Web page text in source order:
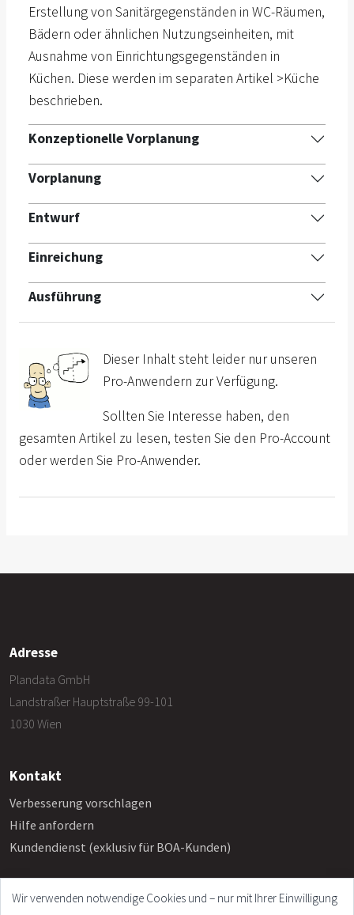
Erstellung von Sanitärgegenständen in WC-Räumen,
Bädern oder ähnlichen Nutzungseinheiten, mit
Ausnahme von Einrichtungsgegenständen in
Küchen. Diese werden im separaten Artikel >Küche
beschrieben.
Konzeptionelle Vorplanung
Vorplanung
Entwurf
Einreichung
Ausführung
Dieser Inhalt steht leider nur unseren
Pro-Anwendern zur Verfügung.
Sollten Sie Interesse haben, den
gesamten Artikel zu lesen, testen Sie den Pro-Account
oder werden Sie Pro-Anwender.
Adresse
Plandata GmbH
Landstraßer Hauptstraße 99-101
1030 Wien
Kontakt
Verbesserung vorschlagen
Hilfe anfordern
Kundendienst (exklusiv für BOA-Kunden)
Info
Wir verwenden notwendige Cookies und – nur mit Ihrer Einwilligung